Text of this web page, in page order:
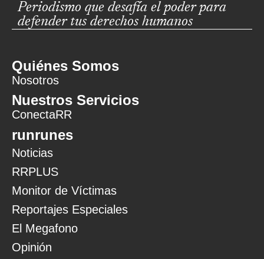
Periodismo que desafía el poder para
defender tus derechos humanos
Quiénes Somos
Nosotros
Nuestros Servicios
ConectaRR
runrunes
Noticias
RRPLUS
Monitor de Víctimas
Reportajes Especiales
El Megafono
Opinión